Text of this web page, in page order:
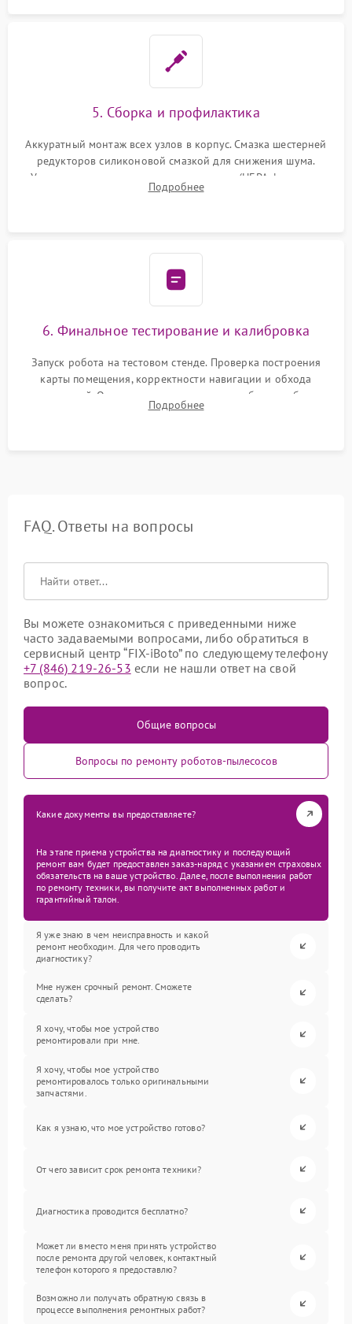
5. Сборка и профилактика
Аккуратный монтаж всех узлов в корпус. Смазка шестерней
редукторов силиконовой смазкой для снижения шума.
Установка новых расходных материалов (HEPA-фильтров,
микрофибры, щеток). Надежная фиксация разъемов и
Подробнее
6. Финальное тестирование и калибровка
Запуск робота на тестовом стенде. Проверка построения
карты помещения, корректности навигации и обхода
препятствий. Оценка силы всасывания и работы турбины.
Тестирование автоматического возврата на док-станцию и
Подробнее
FAQ. Ответы на вопросы
Вы можете ознакомиться с приведенными ниже
часто задаваемыми вопросами, либо обратиться в
сервисный центр “FIX-iBoto” по следующему телефону
+7 (846) 219-26-53 если не нашли ответ на свой
вопрос.
Общие вопросы
Вопросы по ремонту роботов-пылесосов
Какие документы вы предоставляете?
На этапе приема устройства на диагностику и последующий
ремонт вам будет предоставлен заказ-наряд с указанием страховых
обязательств на ваше устройство. Далее, после выполнения работ
по ремонту техники, вы получите акт выполненных работ и
гарантийный талон.
Я уже знаю в чем неисправность и какой
ремонт необходим. Для чего проводить
диагностику?
Мне нужен срочный ремонт. Сможете
сделать?
Я хочу, чтобы мое устройство
ремонтировали при мне.
Я хочу, чтобы мое устройство
ремонтировалось только оригинальными
запчастями.
Как я узнаю, что мое устройство готово?
От чего зависит срок ремонта техники?
Диагностика проводится бесплатно?
Может ли вместо меня принять устройство
после ремонта другой человек, контактный
телефон которого я предоставлю?
Возможно ли получать обратную связь в
процессе выполнения ремонтных работ?